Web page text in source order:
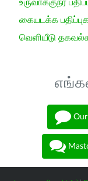
உருவாக்குநர்
கையடக்க
வெளியீடு